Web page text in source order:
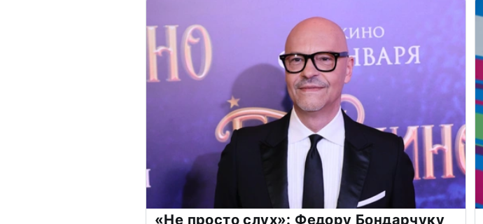
«Не просто слух»: Федору Бондарчуку